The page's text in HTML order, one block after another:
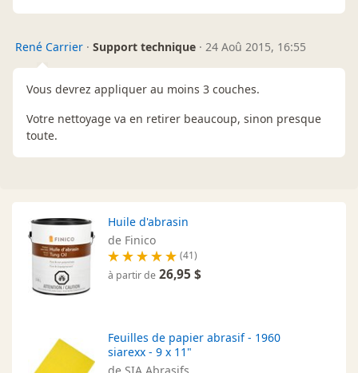
René Carrier · Support technique · 24 Aoû 2015, 16:55
Vous devrez appliquer au moins 3 couches.
Votre nettoyage va en retirer beaucoup, sinon presque
toute.
Huile d'abrasin
de Finico
(41)
à partir de 26,95 $
Feuilles de papier abrasif - 1960
siarexx - 9 x 11"